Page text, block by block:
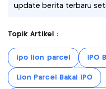
update berita terbaru
Topik Artikel :
ipo lion parcel IPO
Lion Parcel Bakal IPO